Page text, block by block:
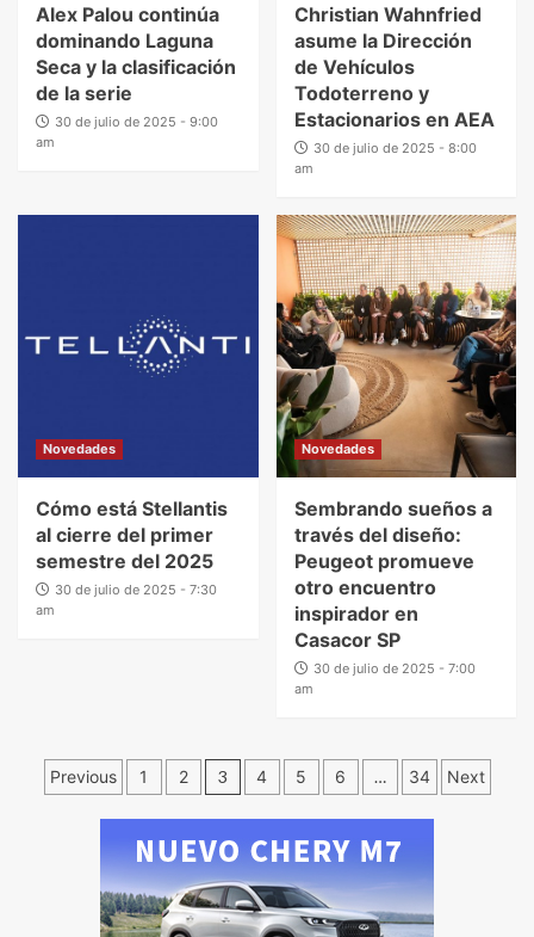
Alex Palou continúa
dominando Laguna
Seca y la clasificación
de la serie
30 de julio de 2025 - 9:00
am
Christian Wahnfried
asume la Dirección
de Vehículos
Todoterreno y
Estacionarios en AEA
30 de julio de 2025 - 8:00
am
Novedades
Cómo está Stellantis
al cierre del primer
semestre del 2025
30 de julio de 2025 - 7:30
am
Novedades
Sembrando sueños a
través del diseño:
Peugeot promueve
otro encuentro
inspirador en
Casacor SP
30 de julio de 2025 - 7:00
am
Previous 1 2 3 4 5 6 … 34 Next